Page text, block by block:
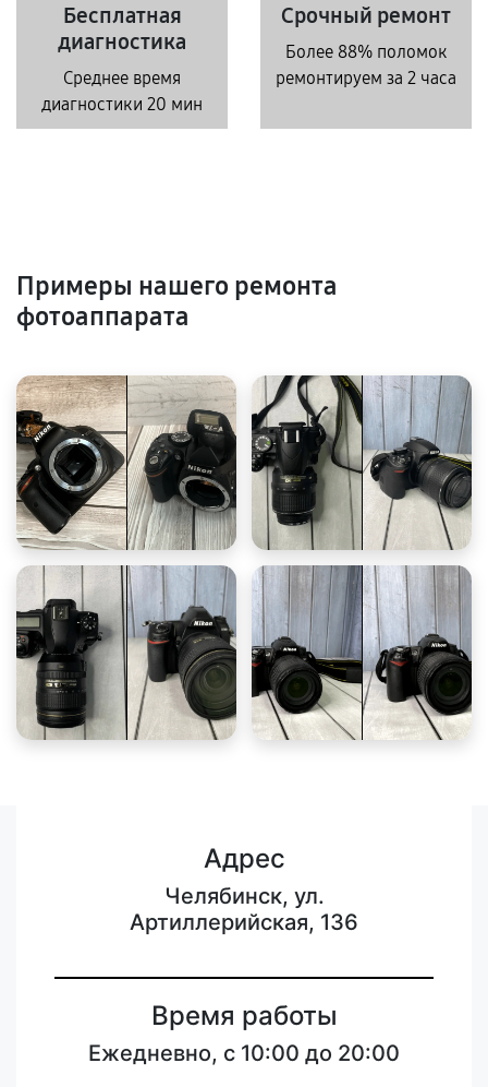
Бесплатная
диагностика
Среднее время
диагностики 20 мин
Срочный ремонт
Более 88% поломок
ремонтируем за 2 часа
Примеры нашего ремонта
фотоаппарата
Адрес
Челябинск, ул.
Артиллерийская, 136
Время работы
Ежедневно, с 10:00 до 20:00